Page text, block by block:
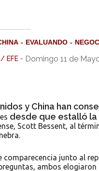
EVALUANDO
EFE - Domingo 11 de
y China han
desde que estalló
Scott Bessent, al
comparecencia junto al
ambos